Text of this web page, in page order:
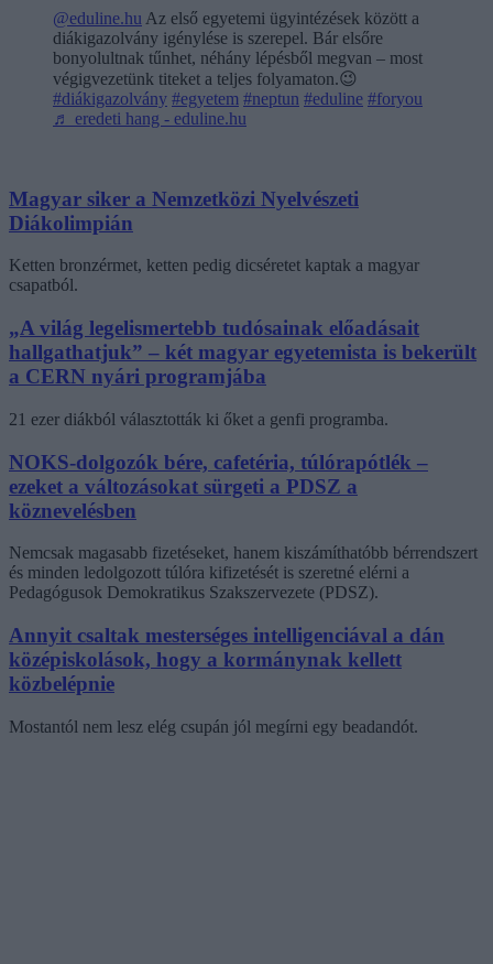
@eduline.hu Az első egyetemi ügyintézések között a
diákigazolvány igénylése is szerepel. Bár elsőre
bonyolultnak tűnhet, néhány lépésből megvan – most
végigvezetünk titeket a teljes folyamaton.😉
#diákigazolvány #egyetem #neptun #eduline #foryou
♬ eredeti hang - eduline.hu
Magyar siker a Nemzetközi Nyelvészeti
Diákolimpián
Ketten bronzérmet, ketten pedig dicséretet kaptak a magyar
csapatból.
„A világ legelismertebb tudósainak előadásait
hallgathatjuk” – két magyar egyetemista is bekerült
a CERN nyári programjába
21 ezer diákból választották ki őket a genfi programba.
NOKS-dolgozók bére, cafetéria, túlórapótlék –
ezeket a változásokat sürgeti a PDSZ a
köznevelésben
Nemcsak magasabb fizetéseket, hanem kiszámíthatóbb bérrendszert
és minden ledolgozott túlóra kifizetését is szeretné elérni a
Pedagógusok Demokratikus Szakszervezete (PDSZ).
Annyit csaltak mesterséges intelligenciával a dán
középiskolások, hogy a kormánynak kellett
közbelépnie
Mostantól nem lesz elég csupán jól megírni egy beadandót.